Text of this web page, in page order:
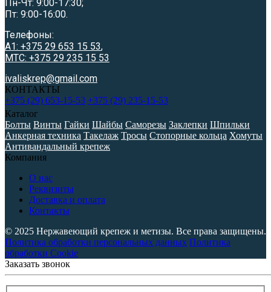
Пн-Чт: 9:00-17:30;
Пт: 9:00-16:00.
Телефоны:
A1: +375 29 653 15 53,
МТС: +375 29 235 15 53
ivaliskrep@gmail.com
КОНТАКТЫ
+375 (29) 653-15-53 +375 (29) 235-15-53
Каталог
Болты Винты Гайки Шайбы Саморезы Заклепки Шпильки
Анкерная техника Такелаж Тросы Стопорные кольца Хомуты
Антивандальный крепеж
Компания
О нас
Реквизиты
Доставка и оплата
Контакты
© 2025 Нержавеющий крепеж и метизы. Все права защищены.
Политика обработки персональных данных Политика
обработки Cookie
Заказать звонок